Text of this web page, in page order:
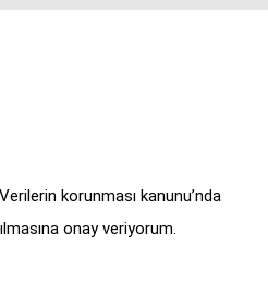
korunması kanunu’nda
onay veriyorum.